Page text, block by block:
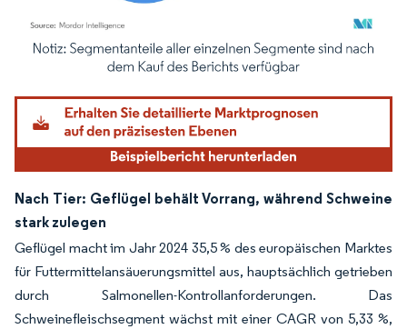
Bild © Mordor Intelligence. Wiederverwendung erfordert Namensnennung
Nach Tier: Geflügel behält Vorrang, während Schweine
stark zulegen
Geflügel macht im Jahr 2024 35,5 % des europäischen Marktes
für Futtermittelansäuerungsmittel aus, hauptsächlich getrieben
durch Salmonellen-Kontrollanforderungen. Das
Schweinefleischsegment wächst mit einer CAGR von 5,33 %,